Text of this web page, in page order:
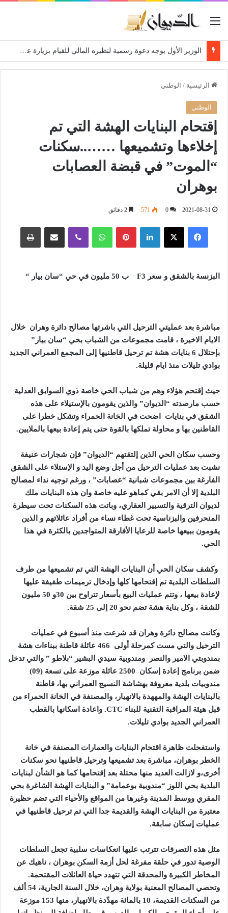
القائمة
الوزير الأول يوجه دعوة رسمية لنظيره المالي للقيام بزيارة عمل إلى الجزائر
الرئيسية / الوطني
الوطني
إقتحام البنايات الهشة التي تم
إخلاءها وتشميعها ……..سكنات
“الموت” في قبضة العصابات
بوهران
2021-08-31
0
571
فيسبوك ‫X لينكدإن بينتيريست واتساب ڤايبر مشاركة عبر البريد
البزنسة بالشقق و سعر F3 ب 50 مليون في حي “سان بيار “
مباشرة بعد عمليتي الترحيل التي باشرتها مصالح دائرة وهران خلال
الايام الاخيرة ، قامت مجموعات من الشباب بحي “سان بيار”
بإحتلال 6 بنايات هشة تم ترحيل قاطنيها إلى المجمع العمراني الجديد
بوادي تليلات منذ ايام قليلة.
حيث إقتحم هؤلاء وهم من شباب الحي خاصة ذوي السوابق العدلية
حسب مارصدته “الديوان” والذين يقومون بالإستيلاء على هذه
الشقق في بنايات اضحت في الخانة الحمراء وتشكل خطرا على
القاطنين بها و محاولة تملكها بالقوة حتى يتم إعادة بيعها بالملايين.
وحسب سكان الحي الذين إلتقتهم “الديوان” فإن شجارات عنيفة
نشبت بعد عمليات الترحيل من أجل وضع اليد و الإستلاء على الشقق
الفارغة بين مجموعات شبانية “عصابات” ، ورغم توجيه نداء لمصالح
البلدية إلا أن الامر بقي كماهو عليه خاصة وان هذه البنايات ملك
لديوان الترقية والتسيير العقاري، وباتت هذه السكنات تحت سيطرة
المنحرفين والبزناسية تحت غطاء نساء من أفراد عائلاتهم و الذين
يقومون ببيعها خاصة للرعايا الأفارقة المتواجدين بالكثرة في هذا
الحي.
وكشف سكان الحي أن البنايات الهشة التي تم تشميعها من طرف
السلطات البلدية تم إقتحامها كلها وإدخال ترميمات طفيفة عليها
لإعادة بيعها ، وتتم عمليات البيع بأسعار تتراوح بين 30و 50 مليون
للشقة ، وكل بناية هشة تضم نحو 20 إلى 25 شقة.
وكانت مصالح دائرة وهران قد شرعت منذ أسبوع في عمليات
الت
رحيل والتي مست كمرحلة أولى 466 عائلة قاطنة ببناءات هشة
بمندوبتي الامير والنصر ومندوبية سيدي البشير “بلاطو ” والتي تدخل
ضمن برنامج إعادة إسكان 2500 عائلة موزعة على تسعة (09)
مندوبيات بلدية معروفة بهشاشة النسيج العمراني بها، قاطنة
بالبنايات الهشة والمههدة بالانهيار، والمصنفة في الخانة الحمراء من
قبل هيئة المراقبة التقنية للبناء
واعادة اسكانها بالقطب
العمراني الجديد بوادي تليلات.
واستفحلت ظاهرة اقتحام البنايات والعمارات المصنفة في خانة
الخطر بوهران، مباشرة بعد تشميعها وترحيل قاطنيها نحو سكنات
أخرى،و لازالت العديد منها محتلة بعد إقتحامها كما هو الشأن لبنايات
البلدية بحي اللوز “مندوبية بوعمامة” و البنايات الهشة الشاغرة بحي
المقري ووسط
المدينة وغيرها من المواقع والأحياء التي تضم حظيرة
معتبرة من البنايات الهشة والقديمة جدا التي تم ترحيل قاطنيها في
عمليات إسكان سابقة.
مثل هذه التصرفات تترتب عليها انعكاسات سلبية تجعل السلطات
الوصية تدور في حلقة مفرغة لحل أزمة السكن بوهران ، ناهيك عن
المخاطر الكبيرة والمحدقة التي تتهدد حياة العائلات المقتحمة.
وتحصي المصالح المعنية بولاية
وهران، خلال السنة الجارية، 54 ألف
من السكنات القديمة، 10 بالمائة مهدّدة بالانهيار، منها 153 موزعة